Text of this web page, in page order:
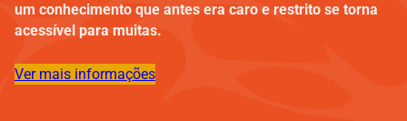
um conhecimento que antes era caro e restrito se torna
acessível para muitas.
Ver mais informações